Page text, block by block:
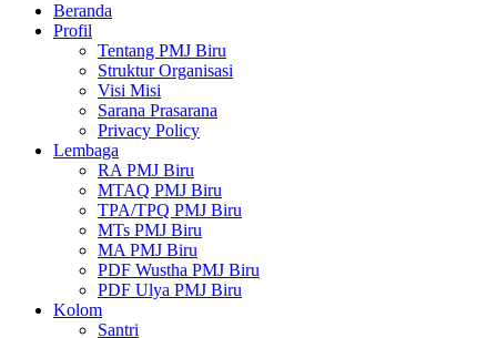
Beranda
Profil
Tentang PMJ Biru
Struktur Organisasi
Visi Misi
Sarana Prasarana
Privacy Policy
Lembaga
RA PMJ Biru
MTAQ PMJ Biru
TPA/TPQ PMJ Biru
MTs PMJ Biru
MA PMJ Biru
PDF Wustha PMJ Biru
PDF Ulya PMJ Biru
Kolom
Santri